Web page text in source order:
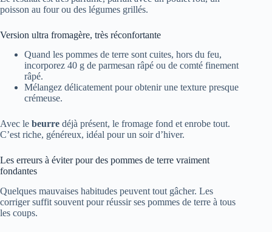
poisson au four ou des légumes grillés.
Version ultra fromagère, très réconfortante
Quand les pommes de terre sont cuites, hors du feu,
incorporez 40 g de parmesan râpé ou de comté finement
râpé.
Mélangez délicatement pour obtenir une texture presque
crémeuse.
Avec le beurre déjà présent, le fromage fond et enrobe tout.
C’est riche, généreux, idéal pour un soir d’hiver.
Les erreurs à éviter pour des pommes de terre vraiment
fondantes
Quelques mauvaises habitudes peuvent tout gâcher. Les
corriger suffit souvent pour réussir ses pommes de terre à tous
les coups.